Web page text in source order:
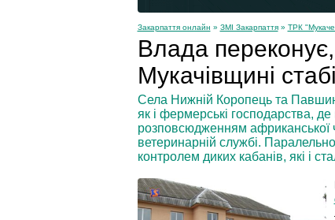
Закарпаття онлайн » ЗМІ Закарпаття» ТРК
Влада
Мукачівщині
Села Нижній Коропець та
як і фермерські господарства,
розповсюдженням африканської
ветеринарній службі.
контролем диких кабанів, які і